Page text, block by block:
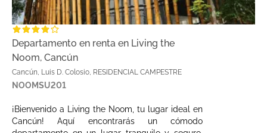
Departamento en renta en Living the
Noom, Cancún
Cancún, Luis D. Colosio, RESIDENCIAL CAMPESTRE
NOOMSU201
¡Bienvenido a Living the Noom, tu lugar ideal en
Cancún! Aquí encontrarás un cómodo